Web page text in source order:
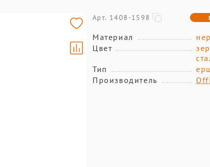
Арт. 1408-1598
Материал
Цвет
Тип
Производитель